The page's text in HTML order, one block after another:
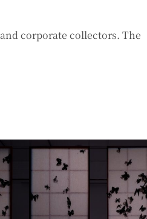
corporate collectors. The